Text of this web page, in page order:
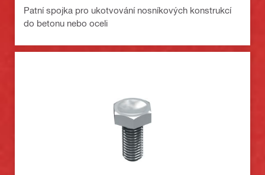
Patní spojka pro ukotvování nosníkových konstrukcí
do betonu nebo oceli